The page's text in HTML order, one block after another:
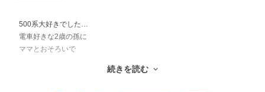
500系大好きでした…
電車好きな2歳の孫に
ママとおそろいで
続きを読む